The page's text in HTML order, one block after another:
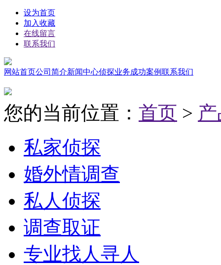
设为首页
加入收藏
在线留言
联系我们
网站首页公司简介新闻中心侦探业务成功案例联系我们
您的当前位置： 首页 >
私家侦探
婚外情调查
私人侦探
调查取证
专业找人寻人